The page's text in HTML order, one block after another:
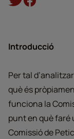
Introducció
Per tal
què és
funciona la
punt en què faré
Comissió de